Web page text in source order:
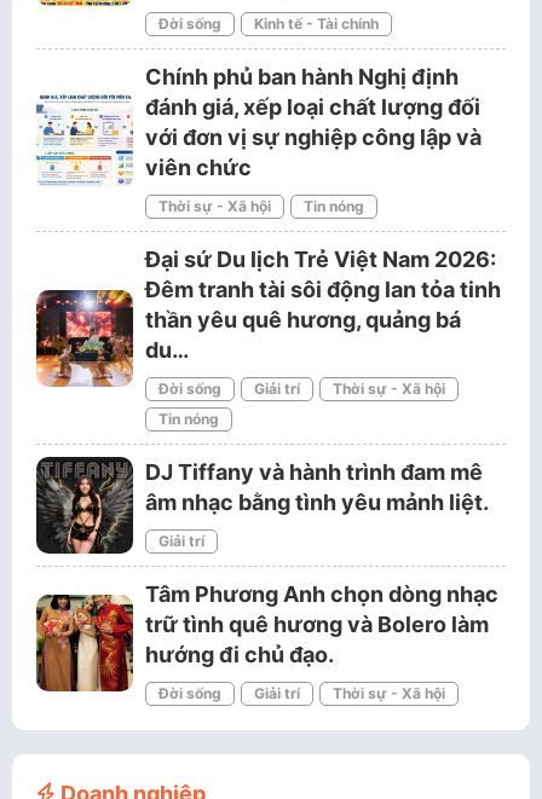
Đời sống Kinh tế - Tài chính
Chính phủ ban hành Nghị định
đánh giá, xếp loại chất lượng đối
với đơn vị sự nghiệp công lập và
viên chức
Thời sự - Xã hội Tin nóng
Đại sứ Du lịch Trẻ Việt Nam 2026:
Đêm tranh tài sôi động lan tỏa tinh
thần yêu quê hương, quảng bá
du…
Đời sống Giải trí
Thời sự - Xã hội
Tin nóng
DJ Tiffany và hành trình đam mê
âm nhạc bằng tình yêu mảnh liệt.
Giải trí
Tâm Phương Anh chọn dòng nhạc
trữ tình quê hương và Bolero làm
hướng đi chủ đạo.
Đời sống Giải trí Thời sự - Xã hội
Doanh nghiệp